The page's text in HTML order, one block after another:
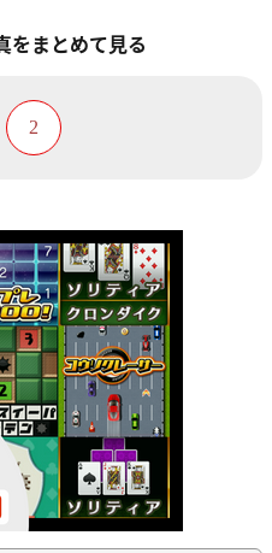
をまとめて見る
2